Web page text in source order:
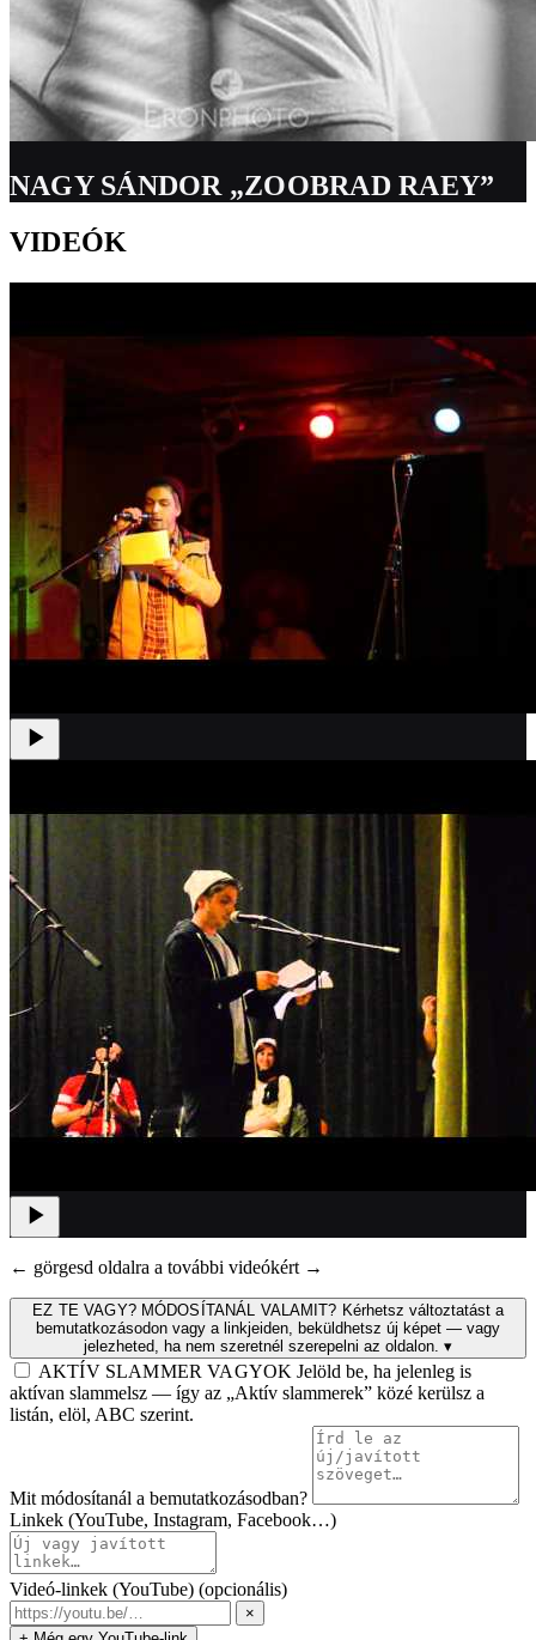
NAGY SÁNDOR „ZOOBRAD RAEY”
VIDEÓK
← görgesd oldalra a további videókért →
EZ TE VAGY? MÓDOSÍTANÁL VALAMIT? Kérhetsz változtatást a
bemutatkozásodon vagy a linkjeiden, beküldhetsz új képet — vagy
jelezheted, ha nem szeretnél szerepelni az oldalon. ▾
AKTÍV SLAMMER VAGYOK Jelöld be, ha jelenleg is
aktívan slammelsz — így az „Aktív slammerek” közé kerülsz a
listán, elöl, ABC szerint.
Mit módosítanál a bemutatkozásodban?
Linkek (YouTube, Instagram, Facebook…)
Videó-linkek (YouTube) (opcionális)
×